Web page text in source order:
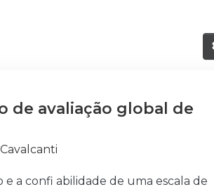
de avaliação global de
a confi abilidade de uma escala de